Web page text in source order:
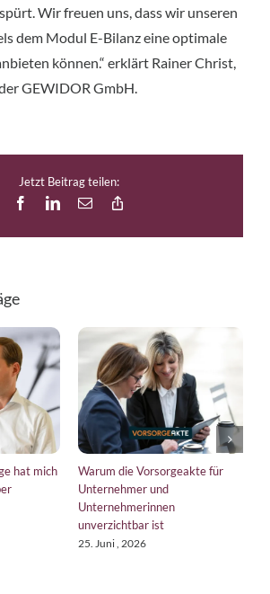
Wir freuen uns, dass wir unseren
dem Modul E-Bilanz eine optimale
können.“ erklärt Rainer Christ,
GEWIDOR GmbH.
Jetzt Beitrag teilen:
FacebookLinkedIn
E-
hat mich
Warum die Vorsorgeakte für
Unternehmer und
Unternehmerinnen
unverzichtbar ist
25. Juni , 2026